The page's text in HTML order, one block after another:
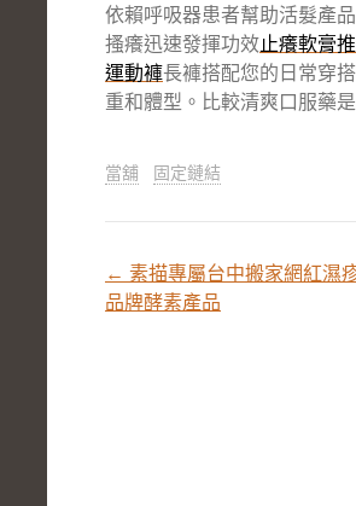
依賴呼吸器患者幫助活髮產
搔癢迅速發揮功效止癢軟膏
運動褲長褲搭配您的日常穿
重和體型。比較清爽口服藥
當舖 固定鏈結
文
← 素描專屬台中搬家網紅濕
品牌酵素產品